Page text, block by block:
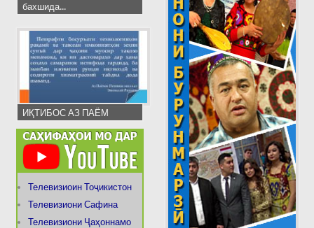
бахшида...
ИҚТИБОС АЗ ПАЁМ
Телевизиоин Тоҷикистон
Телевизиони Сафина
Телевизиони Ҷаҳоннамо